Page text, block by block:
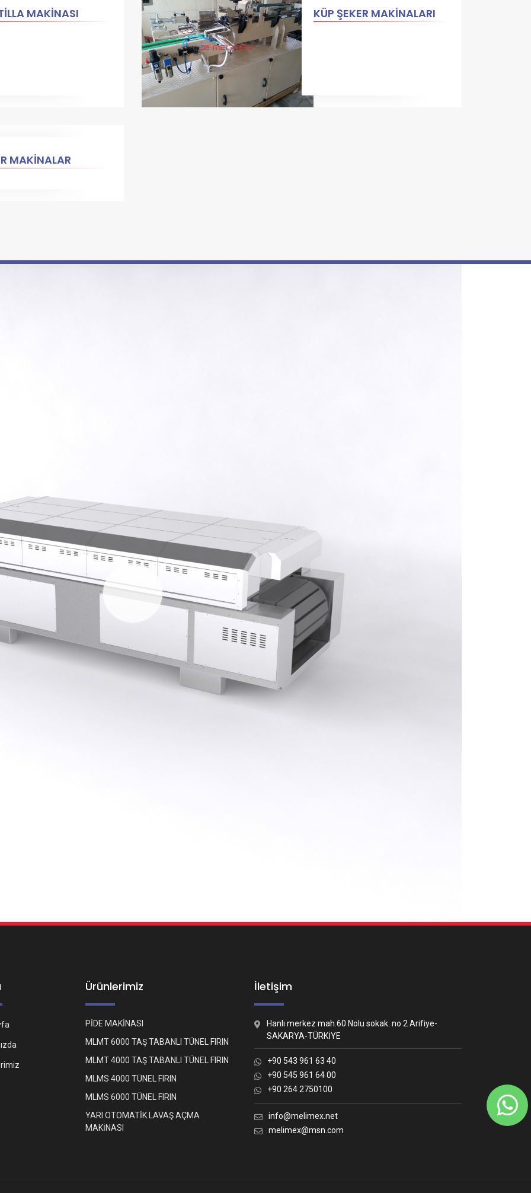
MAKİNASI KÜP ŞEKER MAKİNALARI
MAKİNALAR
Ürünlerimiz
PİDE MAKİNASI
MLMT 6000 TAŞ TABANLI TÜNEL FIRIN
MLMT 4000 TAŞ TABANLI TÜNEL FIRIN
MLMS 4000 TÜNEL FIRIN
MLMS 6000 TÜNEL FIRIN
YARI OTOMATİK LAVAŞ AÇMA
MAKİNASI
İletişim
Hanlı merkez mah.60 Nolu sokak. no 2 Arifiye-
SAKARYA-TÜRKİYE
+90 543 961 63 40
+90 545 961 64 00
+90 264 2750100
info@melimex.net
melimex@msn.com